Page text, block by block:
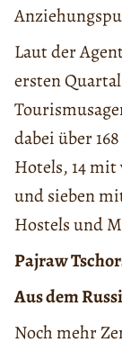
Laut der
ersten Quartal
dabei über
Hotels, 14
und sieben
Hostels und
Pajraw
Aus dem
Noch mehr